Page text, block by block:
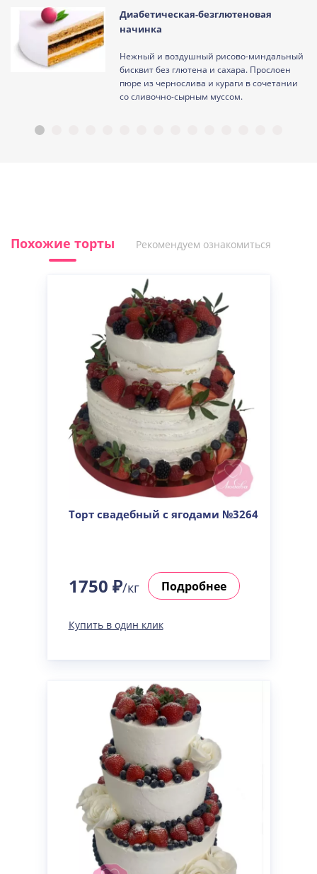
Диабетическая-безглютеновая
начинка
Нежный и воздушный рисово-миндальный
бисквит без глютена и сахара. Прослоен
пюре из чернослива и кураги в сочетании
со сливочно-сырным муссом.
Похожие торты Рекомендуем ознакомиться
Торт свадебный с ягодами №3264
1750 ₽/кг Подробнее
Купить в один клик